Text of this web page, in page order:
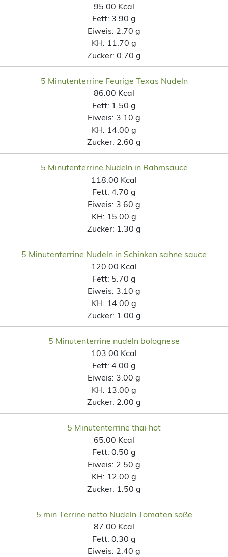
95.00 Kcal
Fett: 3.90 g
Eiweis: 2.70 g
KH: 11.70 g
Zucker: 0.70 g
5 Minutenterrine Feurige Texas Nudeln
86.00 Kcal
Fett: 1.50 g
Eiweis: 3.10 g
KH: 14.00 g
Zucker: 2.60 g
5 Minutenterrine Nudeln in Rahmsauce
118.00 Kcal
Fett: 4.70 g
Eiweis: 3.60 g
KH: 15.00 g
Zucker: 1.30 g
5 Minutenterrine Nudeln in Schinken sahne sauce
120.00 Kcal
Fett: 5.70 g
Eiweis: 3.10 g
KH: 14.00 g
Zucker: 1.00 g
5 Minutenterrine nudeln bolognese
103.00 Kcal
Fett: 4.00 g
Eiweis: 3.00 g
KH: 13.00 g
Zucker: 2.00 g
5 Minutenterrine thai hot
65.00 Kcal
Fett: 0.50 g
Eiweis: 2.50 g
KH: 12.00 g
Zucker: 1.50 g
5 min Terrine netto Nudeln Tomaten soße
87.00 Kcal
Fett: 0.30 g
Eiweis: 2.40 g